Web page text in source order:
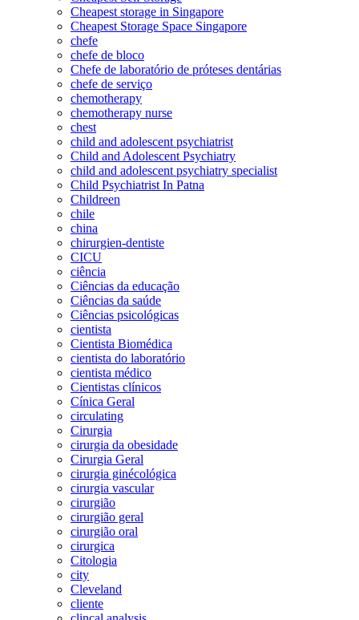
Cheapest storage in Singapore
Cheapest Storage Space Singapore
chefe
chefe de bloco
Chefe de laboratório de próteses dentárias
chefe de serviço
chemotherapy
chemotherapy nurse
chest
child and adolescent psychiatrist
Child and Adolescent Psychiatry
child and adolescent psychiatry specialist
Child Psychiatrist In Patna
Childreen
chile
china
chirurgien-dentiste
CICU
ciência
Ciências da educação
Ciências da saúde
Ciências psicológicas
cientista
Cientista Biomédica
cientista do laboratório
cientista médico
Cientistas clínicos
Cínica Geral
circulating
Cirurgia
cirurgia da obesidade
Cirurgia Geral
cirurgia ginécológica
cirurgia vascular
cirurgião
cirurgião geral
cirurgião oral
cirurgica
Citologia
city
Cleveland
cliente